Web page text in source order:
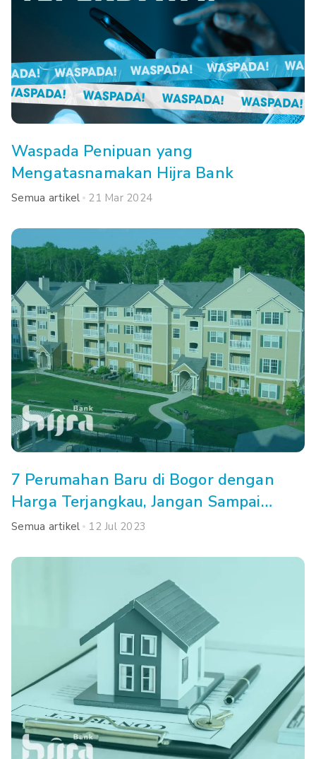
Waspada Penipuan yang
Mengatasnamakan Hijra Bank
Semua artikel 21 Mar 2024
7 Perumahan Baru di Bogor dengan
Harga Terjangkau, Jangan Sampai
Kehabisan!
Semua artikel 12 Jul 2023